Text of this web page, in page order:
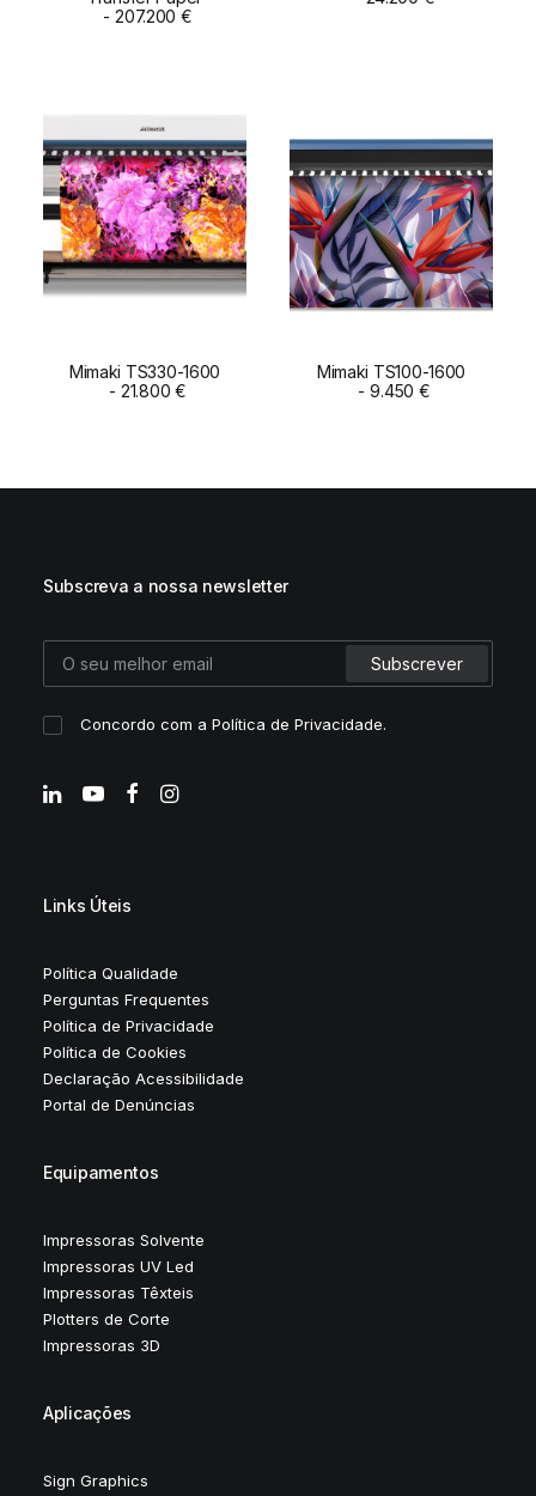
207.200 €
ADD TO CART
Mimaki TS330-1600
21.800€ ADD TO CART
Mimaki TS100-1600
9.450 €
Subscreva a nossa newsletter
Concordo com aPolítica de Privacidade.
Links Úteis
Política Qualidade
Perguntas Frequentes
Política de Privacidade
Política de Cookies
Declaração Acessibilidade
Portal de Denúncias
Equipamentos
Impressoras Solvente
Impressoras UV Led
Impressoras Têxteis
Plotters de Corte
Impressoras 3D
Aplicações
Sign Graphics